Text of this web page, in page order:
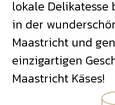
lokale Delikatesse
in der
Maastricht und
einzigartigen
Maastricht Käses!